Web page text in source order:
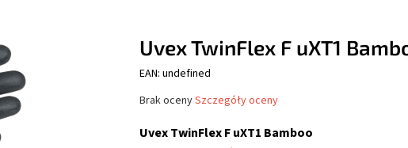
Uvex TwinFlex F uXT1 Bamboo
Uvex TwinFlex F uXT1
EAN: undefined
Średnia
produktu
Brak ocenySzczegóły oceny